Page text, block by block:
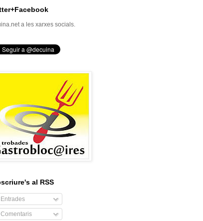
a les xarxes socials.
al RSS
Entrades
Comentaris